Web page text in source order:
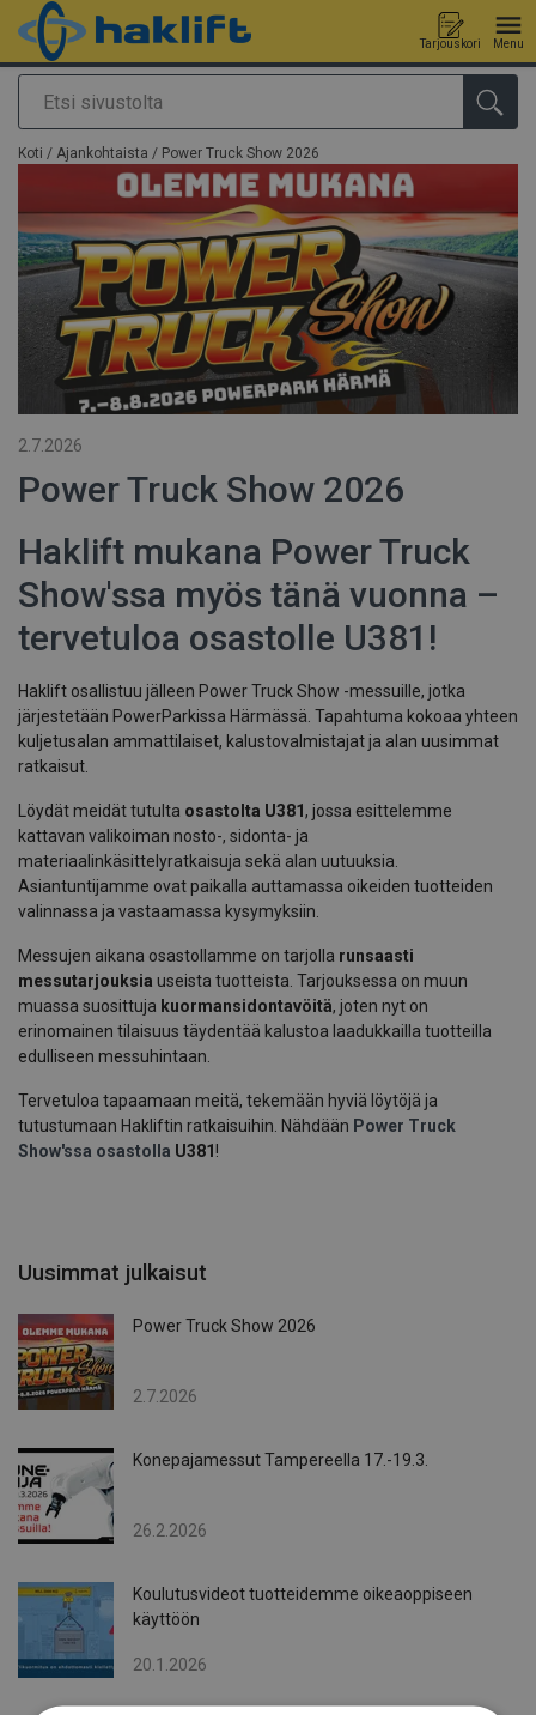
Etsi
Tarjouskori Menu
Tuote lisätty tarjouspyyntöön
Koti / Ajankohtaista / Power Truck Show 2026
2.7.2026
Power Truck Show 2026
Haklift mukana Power Truck
Show'ssa myös tänä vuonna –
tervetuloa osastolle U381!
Haklift osallistuu jälleen Power Truck Show -messuille, jotka
järjestetään PowerParkissa Härmässä. Tapahtuma kokoaa yhteen
kuljetusalan ammattilaiset, kalustovalmistajat ja alan uusimmat
ratkaisut.
Löydät meidät tutulta osastolta U381, jossa esittelemme
kattavan valikoiman nosto-, sidonta- ja
materiaalinkäsittelyratkaisuja sekä alan uutuuksia.
Asiantuntijamme ovat paikalla auttamassa oikeiden tuotteiden
valinnassa ja vastaamassa kysymyksiin.
Messujen aikana osastollamme on tarjolla runsaasti
messutarjouksia useista tuotteista. Tarjouksessa on muun
muassa suosittuja kuormansidontavöitä, joten nyt on
erinomainen tilaisuus täydentää kalustoa laadukkailla tuotteilla
edulliseen messuhintaan.
Tervetuloa tapaamaan meitä, tekemään hyviä löytöjä ja
tutustumaan Hakliftin ratkaisuihin. Nähdään Power Truck
Show'ssa osastolla U381!
Uusimmat julkaisut
Power Truck Show 2026
2.7.2026
Konepajamessut Tampereella 17.-19.3.
26.2.2026
Koulutusvideot tuotteidemme oikeaoppiseen
käyttöön
20.1.2026